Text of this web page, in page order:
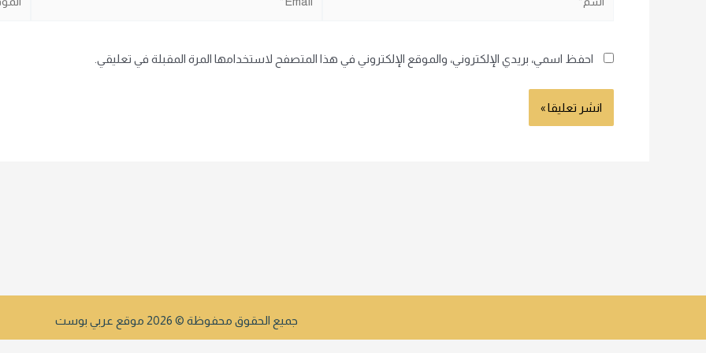
احفظ اسمي، بريدي الإلكتروني، والموقع الإلكتروني في هذا المتصفح لاستخدامها المرة المقبلة في تعليقي.
جميع الحقوق محفوظة © 2026 موقع عربي بوست